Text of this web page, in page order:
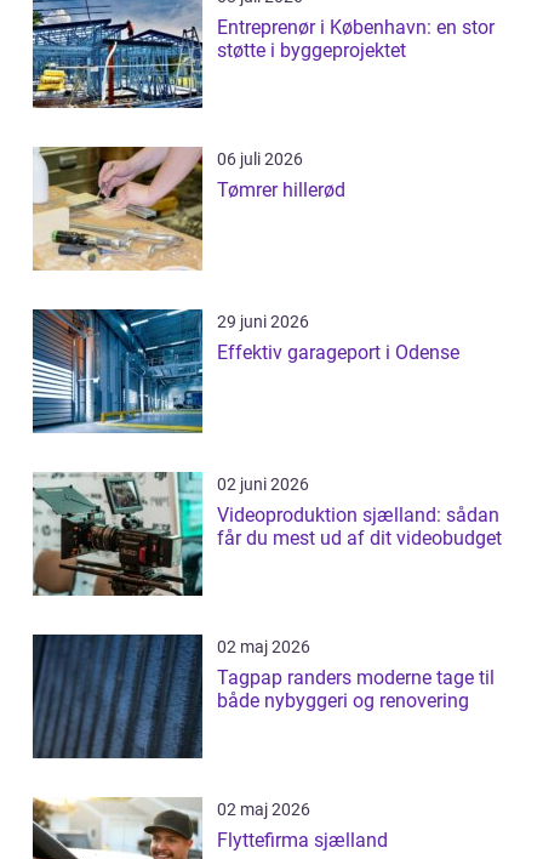
Entreprenør i København: en stor
støtte i byggeprojektet
06 juli 2026
Tømrer hillerød
29 juni 2026
Effektiv garageport i Odense
02 juni 2026
Videoproduktion sjælland: sådan
får du mest ud af dit videobudget
02 maj 2026
Tagpap randers moderne tage til
både nybyggeri og renovering
02 maj 2026
Flyttefirma sjælland